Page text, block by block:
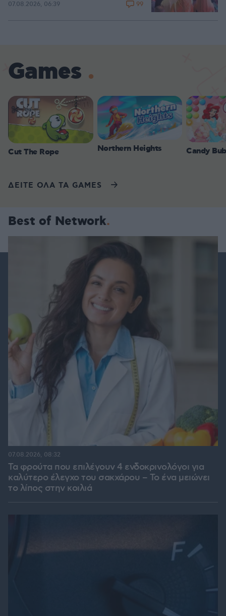
07.08.2026, 06:39 99
Games
Cut The Rope Northern Heights Candy
ΔΕΙΤΕ ΟΛΑ ΤΑ GAMES
Best of Network
Τα φρούτα που επιλέγουν 4 ενδοκρινολόγοι για
καλύτερο έλεγχο του σακχάρου – Το ένα μειώνει
το λίπος στην κοιλιά
07.08.2026, 08:32